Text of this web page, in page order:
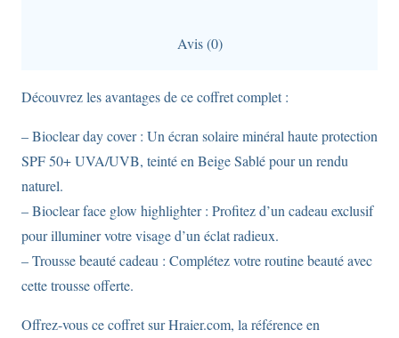
Teinte
Beige
sablé
Avis (0)
Découvrez les avantages de ce coffret complet :
– Bioclear day cover : Un écran solaire minéral haute protection
SPF 50+ UVA/UVB, teinté en Beige Sablé pour un rendu
naturel.
– Bioclear face glow highlighter : Profitez d’un cadeau exclusif
pour illuminer votre visage d’un éclat radieux.
– Trousse beauté cadeau : Complétez votre routine beauté avec
cette trousse offerte.
Offrez-vous ce coffret sur Hraier.com, la référence en